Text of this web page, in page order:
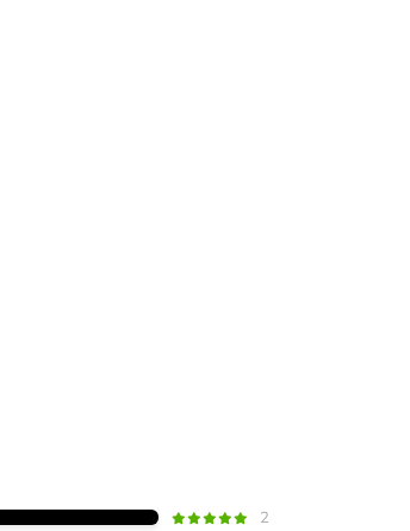
уникальные и неповторимые
2